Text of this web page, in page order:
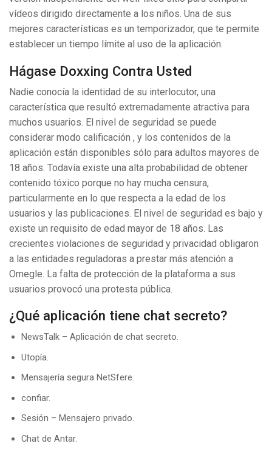
vídeos dirigido directamente a los niños. Una de sus
mejores características es un temporizador, que te permite
establecer un tiempo límite al uso de la aplicación.
Hágase Doxxing Contra Usted
Nadie conocía la identidad de su interlocutor, una
característica que resultó extremadamente atractiva para
muchos usuarios. El nivel de seguridad se puede
considerar modo calificación , y los contenidos de la
aplicación están disponibles sólo para adultos mayores de
18 años. Todavía existe una alta probabilidad de obtener
contenido tóxico porque no hay mucha censura,
particularmente en lo que respecta a la edad de los
usuarios y las publicaciones. El nivel de seguridad es bajo y
existe un requisito de edad mayor de 18 años. Las
crecientes violaciones de seguridad y privacidad obligaron
a las entidades reguladoras a prestar más atención a
Omegle. La falta de protección de la plataforma a sus
usuarios provocó una protesta pública.
¿Qué aplicación tiene chat secreto?
NewsTalk – Aplicación de chat secreto.
Utopía.
Mensajería segura NetSfere.
confiar.
Sesión – Mensajero privado.
Chat de Antar.